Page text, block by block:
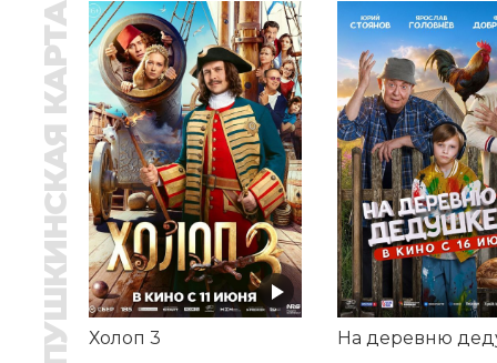
ПУШКИНСКАЯ КАРТА Холоп 3